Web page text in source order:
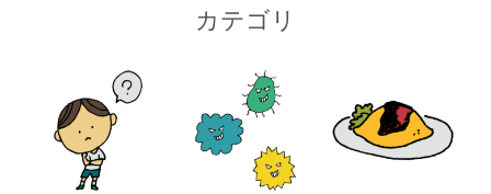
カテゴリ